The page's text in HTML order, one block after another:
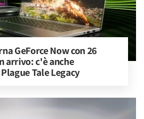
GeForce Now con 26
arrivo: c'è anche
Tale Legacy